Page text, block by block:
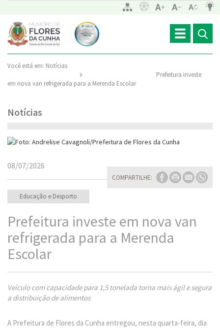
Toggle
navigation
Você está em: Notícias
Prefeitura investe
em nova van refrigerada para a Merenda Escolar
Notícias
COMPARTILHE:
08/07/2026
Educação e Desporto
Prefeitura investe em nova van
refrigerada para a Merenda
Escolar
Veículo com capacidade para 1,5 tonelada torna mais ágil e segura
a distribuição de alimentos
A Prefeitura de Flores da Cunha entregou, nesta quarta-feira, dia